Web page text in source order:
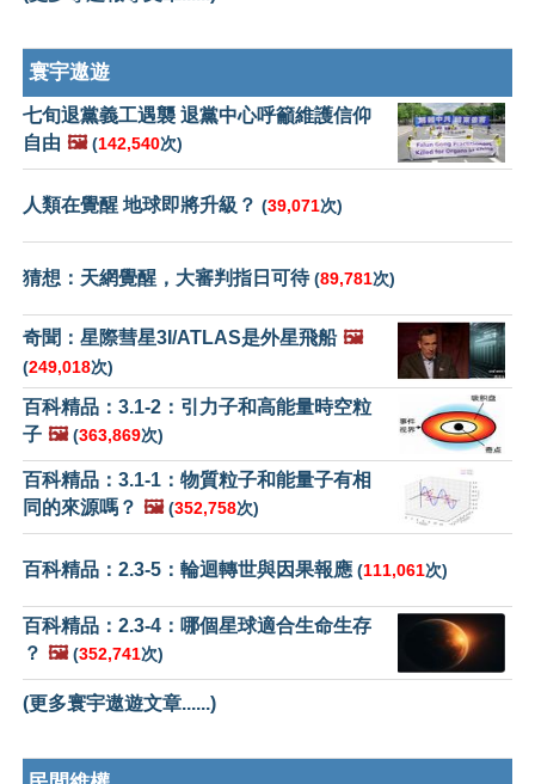
寰宇遨遊
七旬退黨義工遇襲 退黨中心呼籲維護信仰
自由 🖼️ (142,540次)
人類在覺醒 地球即將升級？ (39,071次)
猜想：天網覺醒，大審判指日可待(89,781次)
奇聞：星際彗星3I/ATLAS是外星飛船 🖼️
(249,018次)
百科精品：3.1-2：引力子和高能量時空粒
子 🖼️ (363,869次)
百科精品：3.1-1：物質粒子和能量子有相
同的來源嗎？ 🖼️ (352,758次)
百科精品：2.3-5：輪迴轉世與因果報應 (111,061次)
百科精品：2.3-4：哪個星球適合生命生存
？ 🖼️ (352,741次)
(更多寰宇遨遊文章......)